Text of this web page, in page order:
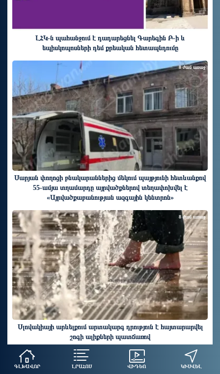
ԳԼԽԱՎՈՐ ԼՐԱՀՈՍ ՎԻԴԵՈ ԿԻՍՎԵԼ
ԼՀԿ-ն պահանջում է դադարեցնել Գարեգին Բ-ի և
եպիսկոպոսների դեմ քրեական հետապնդումը
Սարյան փողոցի բնակարաններից մեկում պայթյունի հետևանքով
55-ամյա տղամարդը այրվածքներով տեղափոխվել է
«Այրվածքաբանության ազգային կենտրոն»
8 ժամ առաջ
Սլովակիայի արևելքում արտակարգ դրություն է հայտարարվել
շոգի ալիքների պատճառով
8 ժամ առաջ
ԱՄԲՈՂՋ ԼՐԱՀՈՍԸ »